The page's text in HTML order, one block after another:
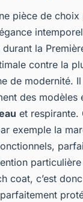
pièce de choix
la
contre la
de modernité.
des modèles
et respirante.
exemple la
coat, c’est